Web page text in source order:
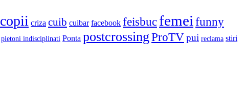
copii criza cuib cuibar facebook feisbuc femei funny
pietoni indisciplinati Ponta postcrossing ProTVpui reclama stiri